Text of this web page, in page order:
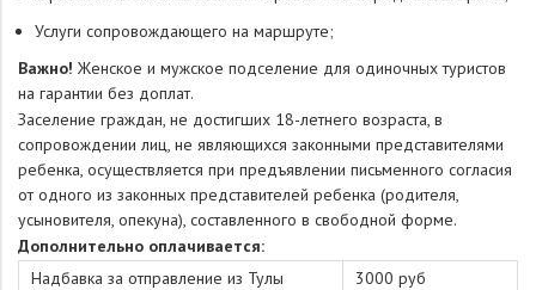
Услуги сопровождающего на маршруте;
Важно! Женское и мужское подселение для одиночных туристов
на гарантии без доплат.
Заселение граждан, не достигших 18-летнего возраста, в
сопровождении лиц, не являющихся законными представителями
ребенка, осуществляется при предъявлении письменного согласия
от одного из законных представителей ребенка (родителя,
усыновителя, опекуна), составленного в свободной форме.
Дополнительно оплачивается:
Надбавка за отправление из Тулы
3000 руб